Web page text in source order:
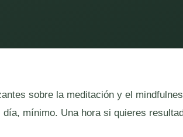
sobre la meditación y el
día, mínimo. Una hora si quieres